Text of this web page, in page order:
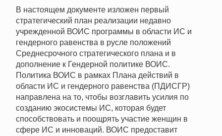
В настоящем документе изложен первый
стратегический план реализации недавно
учрежденной ВОИС программы в области ИС и
гендерного равенства в русле положений
Среднесрочного стратегического плана и в
дополнение к Гендерной политике ВОИС.
Политика ВОИС в рамках Плана действий в
области ИС и гендерного равенства (ПДИСГР)
направлена на то, чтобы возглавить усилия по
созданию экосистемы ИС, которая будет
способствовать и поощрять участие женщин в
сфере ИС и инноваций. ВОИС предоставит